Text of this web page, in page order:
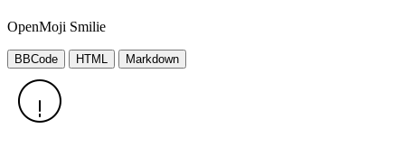
OpenMoji Smilie
BBCode HTML Markdown